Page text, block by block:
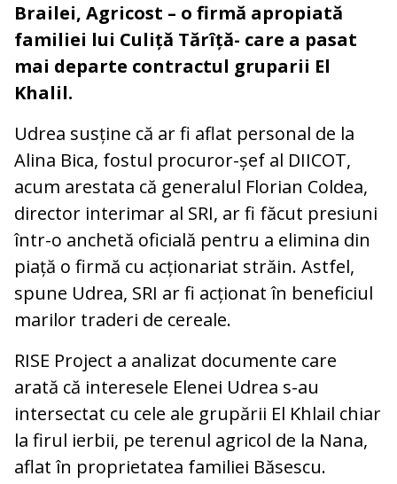
Brailei, Agricost – o firmă apropiată
familiei lui Culiță Tărîță- care a pasat
mai departe contractul gruparii El
Khalil.
Udrea susține că ar fi aflat personal de la
Alina Bica, fostul procuror-șef al DIICOT,
acum arestata că generalul Florian Coldea,
director interimar al SRI, ar fi făcut presiuni
într-o anchetă oficială pentru a elimina din
piață o firmă cu acționariat străin. Astfel,
spune Udrea, SRI ar fi acționat în beneficiul
marilor traderi de cereale.
RISE Project a analizat documente care
arată că interesele Elenei Udrea s-au
intersectat cu cele ale grupării El Khlail chiar
la firul ierbii, pe terenul agricol de la Nana,
aflat în proprietatea familiei Băsescu.